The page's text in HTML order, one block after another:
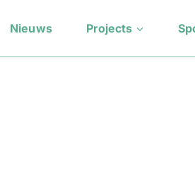
Nieuws Projects